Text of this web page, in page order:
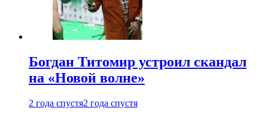
Богдан Титомир устроил скандал
на «Новой волне»
2 года спустя2 года спустя